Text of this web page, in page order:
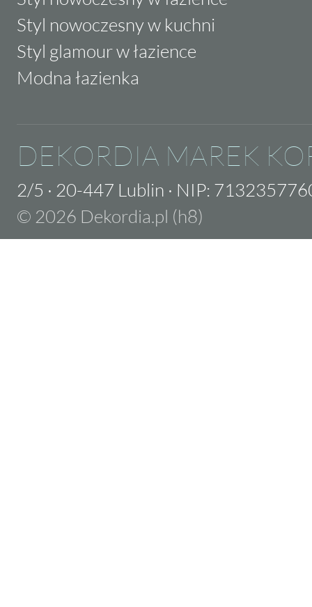
Styl nowoczesny w kuchni
Styl glamour w łazience
Modna łazienka
DEKORDIA MAREK
2/5 · 20-447 Lublin · NIP:
© 2026 Dekordia.pl (h8)